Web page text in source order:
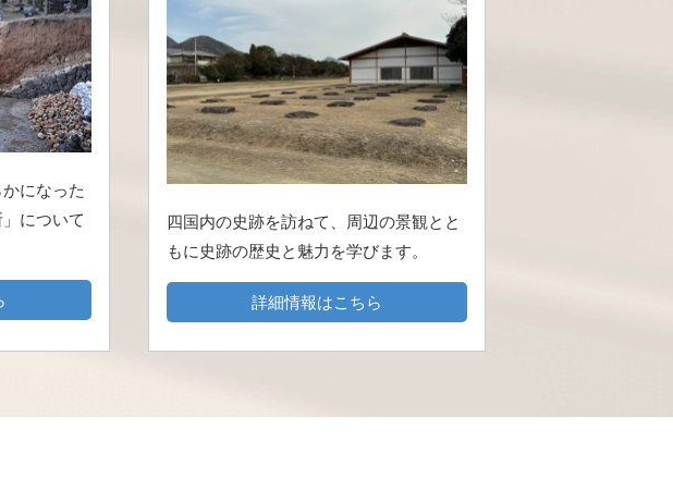
になった
について
四国内の史跡を訪ねて、周辺の景観とと
もに史跡の歴史と魅力を学びます。
詳細情報はこちら